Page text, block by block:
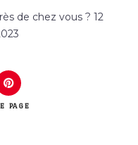
de chez vous ? 12
PAGE